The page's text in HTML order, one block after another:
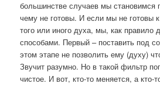
большинстве случаев мы становимся
чему не готовы. И если мы не готовы
того или иного духа, мы, как правило
способами. Первый – поставить под
этом этапе не позволить ему (духу)
Звучит разумно. Но в такой фильтр
чистое. И вот, кто-то меняется, а кто-